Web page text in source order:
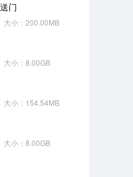
门
大小：200.00MB
大小：8.00GB
大小：154.54MB
大小：8.00GB